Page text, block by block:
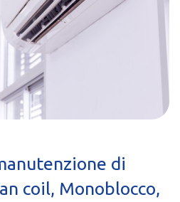
di
coil, Monoblocco,